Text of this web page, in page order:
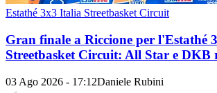
Estathé 3x3 Italia Streetbasket Circuit
Gran finale a Riccione per l'Estathé
Streetbasket Circuit: All Star e DKB
03 Ago 2026 - 17:12Daniele Rubini